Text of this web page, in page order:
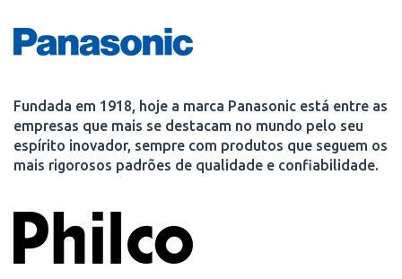
Fundada em 1918, hoje a marca Panasonic está entre as
empresas que mais se destacam no mundo pelo seu
espírito inovador, sempre com produtos que seguem os
mais rigorosos padrões de qualidade e confiabilidade.